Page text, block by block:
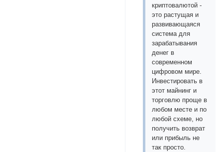
криптовалютой -
это растущая и
развивающаяся
система для
зарабатывания
денег в
современном
цифровом мире.
Инвестировать в
этот майнинг и
торговлю проще в
любом месте и по
любой схеме, но
получить возврат
или прибыль не
так просто.